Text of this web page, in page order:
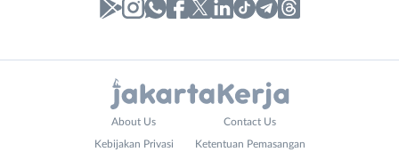
About Us Contact Us
Kebijakan Privasi Ketentuan Pemasangan